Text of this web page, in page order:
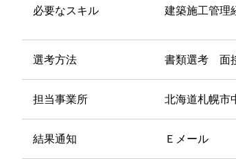
必要なスキル 建築施工管理
選考方法 書類選考 面
担当事業所 北海道札幌市
結果通知 Ｅメール